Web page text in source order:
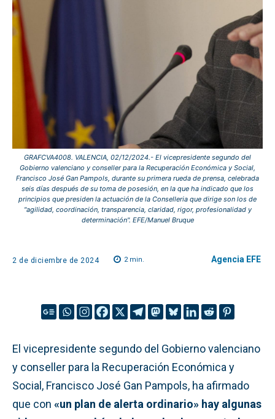
GRAFCVA4008. VALENCIA, 02/12/2024.- El vicepresidente segundo del
Gobierno valenciano y conseller para la Recuperación Económica y Social,
Francisco José Gan Pampols, durante su primera rueda de prensa, celebrada
seis días después de su toma de posesión, en la que ha indicado que los
principios que presiden la actuación de la Conselleria que dirige son los de
"agilidad, coordinación, transparencia, claridad, rigor, profesionalidad y
determinación". EFE/Manuel Bruque
2 de diciembre de 2024 2min. Agencia EFE
El vicepresidente segundo del Gobierno valenciano
y conseller para la Recuperación Económica y
Social, Francisco José Gan Pampols, ha afirmado
que con «un plan de alerta ordinario» hay algunas